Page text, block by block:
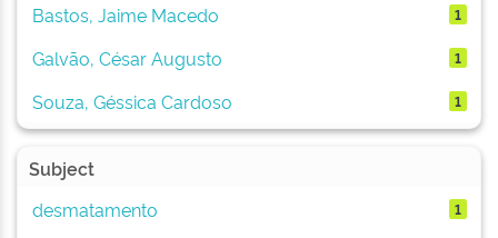
Bastos, Jaime Macedo
1
Galvão, César Augusto 1
Souza, Géssica Cardoso 1
Subject
desmatamento
1